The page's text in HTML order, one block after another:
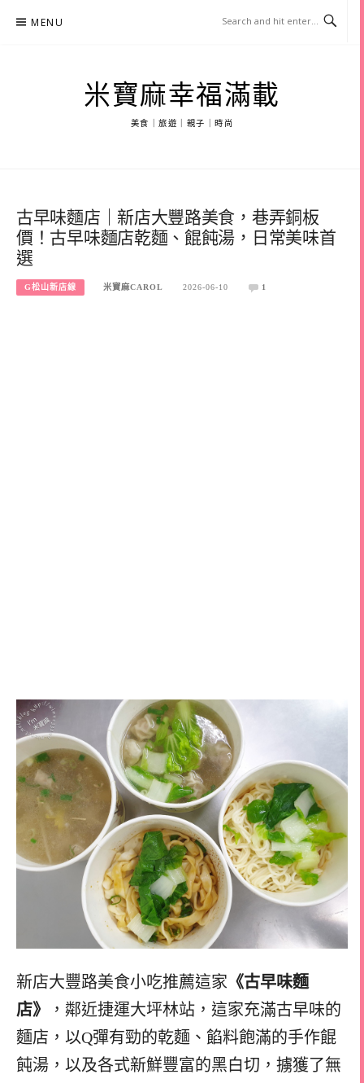
MENU
米寶麻幸福滿載
美食｜旅遊｜親子｜時尚
古早味麵店｜新店大豐路美食，巷弄銅板
價！古早味麵店乾麵、餛飩湯，日常美味首
選
G松山新店線 米寶麻CAROL 2026-06-10 1
新店大豐路美食小吃推薦這家 《古早味麵
店》
，鄰近捷運大坪林站，這家充滿古早味的
麵店，以Q彈有勁的乾麵、餡料飽滿的手作餛
飩湯，以及各式新鮮豐富的黑白切，擄獲了無